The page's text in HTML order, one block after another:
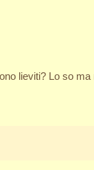
lieviti? Lo so